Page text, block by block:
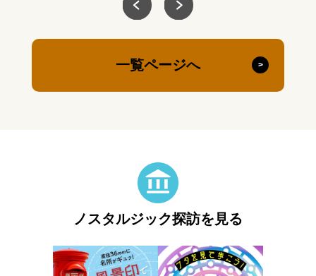
一覧ページへ
ノスタルジック探訪を見る